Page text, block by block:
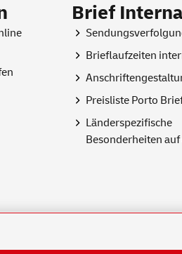
Brief
Brieflaufzeiten
Preisliste Porto
Länderspezifische
Besonderheiten